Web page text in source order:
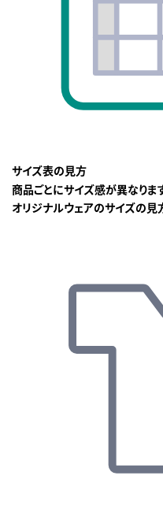
サイズ表の見方
商品ごとにサイズ感が異なりま
オリジナルウェアのサイズの見